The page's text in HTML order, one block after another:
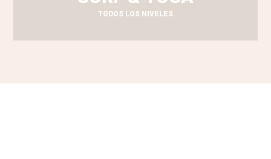
TODOS LOS NIVELES